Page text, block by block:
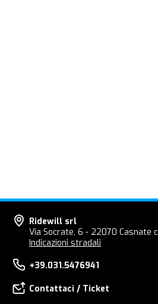
Ridewill srl
Via Socrate, 6 - 22070 Casnate
Indicazioni stradali
+39.031.5476941
Contattaci / Ticket